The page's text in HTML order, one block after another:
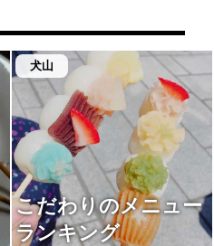
犬山
こだわりのメニュー
ランキング